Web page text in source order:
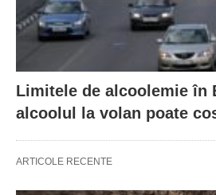
Limitele de alcoolemie în
alcoolul la volan poate
ARTICOLE RECENTE